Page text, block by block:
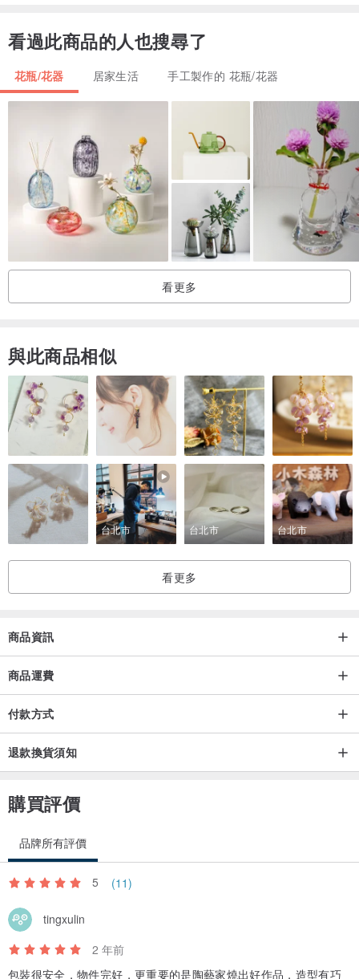
看過此商品的人也搜尋了
花瓶/花器 居家生活 手工製作的 花瓶/花器
看更多
與此商品相似
台北市 台北市 台北市
看更多
商品資訊
商品運費
付款方式
退款換貨須知
購買評價
品牌所有評價
5 (11)
tingxulin
2 年前
包裝很安全，物件完好，更重要的是陶藝家燒出好作品，造型有巧